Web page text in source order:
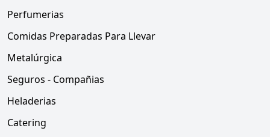
Perfumerias
Comidas Preparadas Para Llevar
Metalúrgica
Seguros - Compañias
Heladerias
Catering